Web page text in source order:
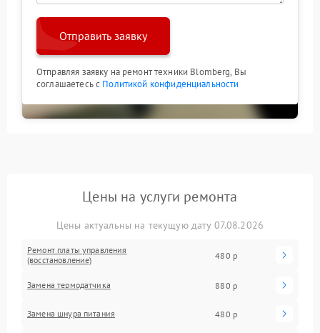
Отправить заявку
Отправляя заявку на ремонт техники Blomberg, Вы
соглашаетесь с Политикой конфиденциальности
Цены на услуги ремонта
Цены актуальны на текущую дату 07.08.2026
Ремонт платы управления
(восстановление)
480 р
Замена термодатчика 880 р
Замена шнура питания 480 р